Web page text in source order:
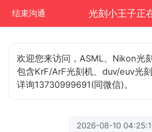
结束沟通 光刻小王子正
欢迎您来访问，ASML、Nikon光
包含KrF/ArF光刻机、duv/euv光
详询13730999691(同微信)。
2026-08-10